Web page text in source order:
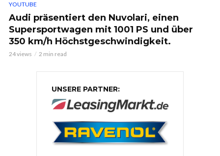
YOUTUBE
Audi präsentiert den Nuvolari, einen
Supersportwagen mit 1001 PS und über
350 km/h Höchstgeschwindigkeit.
24 views 2 min read
UNSERE PARTNER: